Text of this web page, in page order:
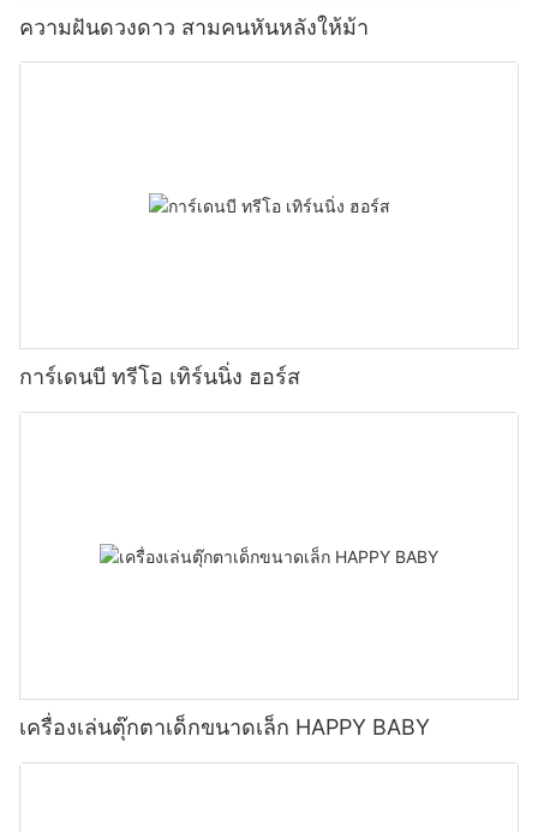
ความฝันดวงดาว สามคนหันหลังให้ม้า
การ์เดนบี ทรีโอ เทิร์นนิ่ง ฮอร์ส
เครื่องเล่นตุ๊กตาเด็กขนาดเล็ก HAPPY BABY